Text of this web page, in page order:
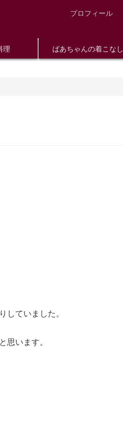
プロフィール
理 ばあちゃんの着こなし
ていました。
います。